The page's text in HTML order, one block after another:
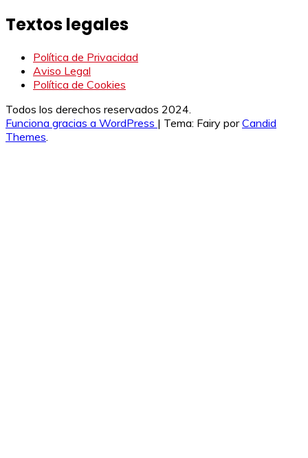
Textos legales
Política de Privacidad
Aviso Legal
Política de Cookies
Todos los derechos reservados 2024.
Funciona gracias a WordPress | Tema: Fairy porCandid
Themes.